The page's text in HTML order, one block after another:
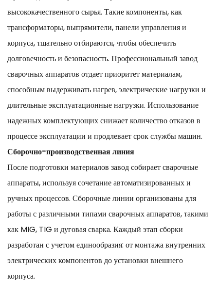
высококачественного сырья. Такие компоненты, как
трансформаторы, выпрямители, панели управления и
корпуса, тщательно отбираются, чтобы обеспечить
долговечность и безопасность. Профессиональный завод
сварочных аппаратов отдает приоритет материалам,
способным выдерживать нагрев, электрические нагрузки и
длительные эксплуатационные нагрузки. Использование
надежных комплектующих снижает количество отказов в
процессе эксплуатации и продлевает срок службы машин.
Сборочно-производственная линия
После подготовки материалов завод собирает сварочные
аппараты, используя сочетание автоматизированных и
ручных процессов. Сборочные линии организованы для
работы с различными типами сварочных аппаратов, такими
как MIG, TIG и дуговая сварка. Каждый этап сборки
разработан с учетом единообразия: от монтажа внутренних
электрических компонентов до установки внешнего
корпуса.